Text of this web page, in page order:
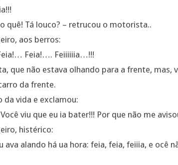
quê! Tá louco? – retrucou o motorista..
aos berros:
Feia!…. Feiiiiiia…!!!
que não estava olhando para a frente, mas,
da frente.
da vida e exclamou:
viu que eu ia bater!!! Por que não me
histérico:
ava alando há ua hora: feia, feia, feiiia, e ocê